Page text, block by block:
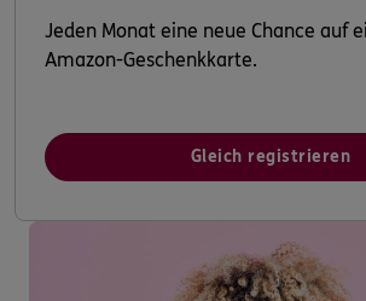
Jeden Monat eine neue Chance auf
Amazon-Geschenkkarte.
Gleich registrieren